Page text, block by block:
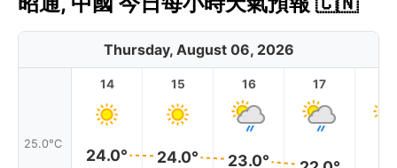
Thursday, August 06, 2026
25.0°C
14
24.0°
15
24.0°
16
23.0°
17